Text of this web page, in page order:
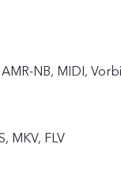
NB, MIDI,
MKV, FLV